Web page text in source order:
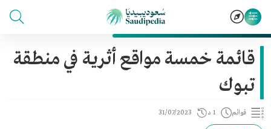
قائمة خمسة مواقع أثرية في منطقة
تبوك
قوائم 1 د 31/07/2023